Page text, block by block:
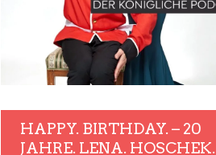
HAPPY. BIRTHDAY. – 20
JAHRE. LENA. HOSCHEK.